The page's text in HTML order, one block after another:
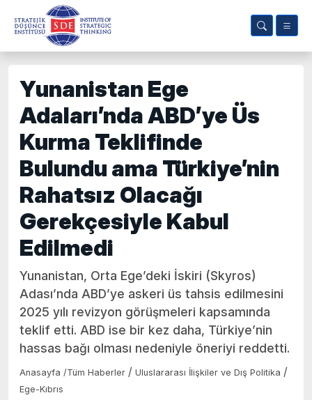
Yunanistan Ege
Adaları’nda ABD’ye Üs
Kurma Teklifinde
Bulundu ama Türkiye’nin
Rahatsız Olacağı
Gerekçesiyle Kabul
Edilmedi
Yunanistan, Orta Ege’deki İskiri (Skyros)
Adası’nda ABD’ye askeri üs tahsis edilmesini
2025 yılı revizyon görüşmeleri kapsamında
teklif etti. ABD ise bir kez daha, Türkiye’nin
hassas bağı olması nedeniyle öneriyi reddetti.
Anasayfa /Tüm Haberler / Uluslararası İlişkiler ve Dış Politika /
Ege-Kıbrıs